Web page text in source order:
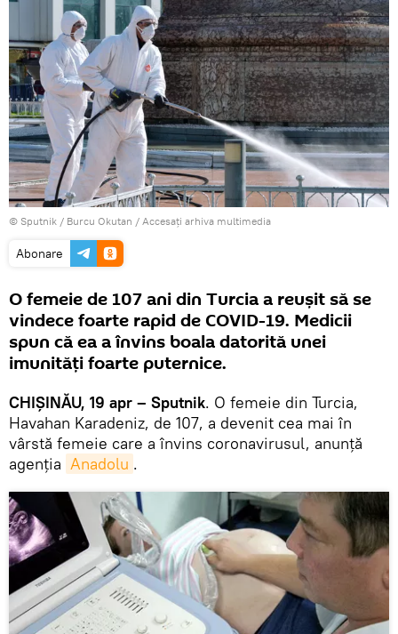
© Sputnik / Burcu Okutan / Accesați arhiva multimedia
Abonare
O femeie de 107 ani din Turcia a reușit să se
vindece foarte rapid de COVID-19. Medicii
spun că ea a învins boala datorită unei
imunități foarte puternice.
CHIȘINĂU, 19 apr – Sputnik. O femeie din Turcia,
Havahan Karadeniz, de 107, a devenit cea mai în
vârstă femeie care a învins coronavirusul, anunță
agenția Anadolu .